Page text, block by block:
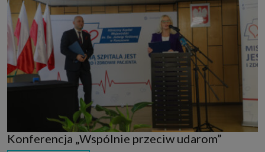
Konferencja „Wspólnie przeciw udarom”